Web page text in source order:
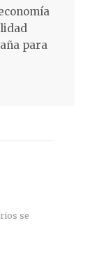
para
se